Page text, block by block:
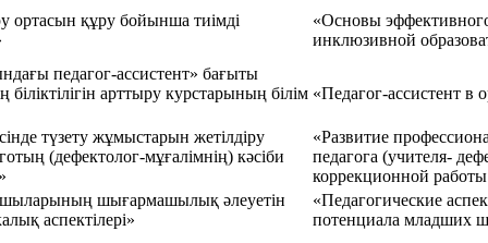
ортасын құру бойынша тиімді
«Основы
инклюзивной
педагог-ассистент» бағыты
арттыру курстарының білім «Педагог-ассистент в
түзету жұмыстарын жетілдіру
(дефектолог-мұғалімнің) кәсіби
«Развитие
педагога (учителя-
коррекционной
шығармашылық әлеуетін
аспектілері»
«Педагогические
потенциала младших